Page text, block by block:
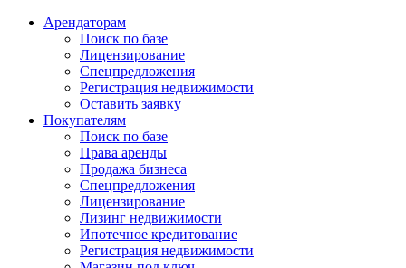
Арендаторам
Поиск по базе
Лицензирование
Спецпредложения
Регистрация недвижимости
Оставить заявку
Покупателям
Поиск по базе
Права аренды
Продажа бизнеса
Спецпредложения
Лицензирование
Лизинг недвижимости
Ипотечное кредитование
Регистрация недвижимости